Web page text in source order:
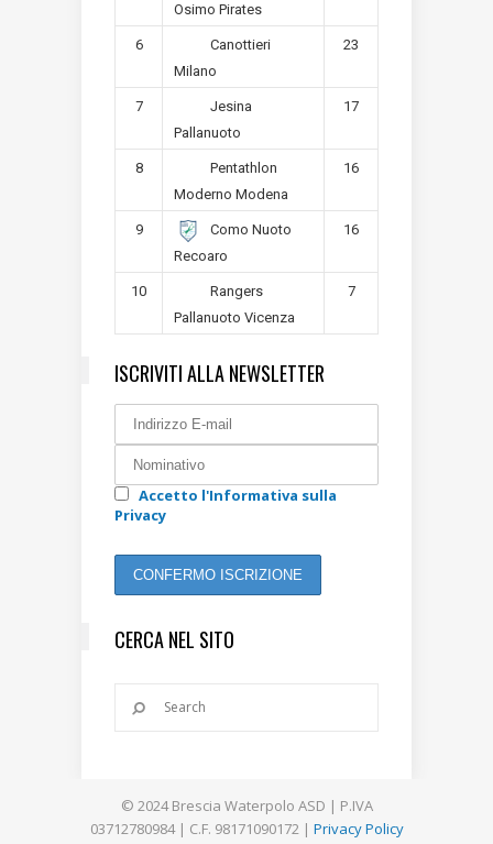
Osimo Pirates
6
Canottieri
Milano
23
7
Jesina
Pallanuoto
17
8
Pentathlon
Moderno Modena
16
9
Como Nuoto
Recoaro
16
10
Rangers
Pallanuoto Vicenza
7
ISCRIVITI ALLA NEWSLETTER
Accetto l'Informativa sulla
Privacy
CERCA NEL SITO
© 2024 Brescia Waterpolo ASD | P.IVA
03712780984 | C.F. 98171090172 | Privacy Policy